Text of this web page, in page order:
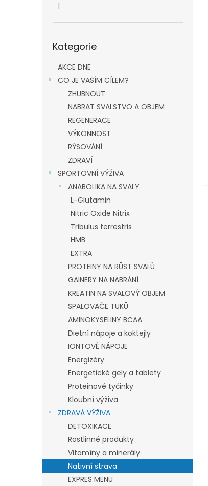
Hodnocení produktu je 5 z 5 hvězdiček.
|
kategorie
Kategorie
AKCE DNE
CO JE VAŠÍM CÍLEM?
ZHUBNOUT
NABRAT SVALSTVO A OBJEM
REGENERACE
VÝKONNOST
RÝSOVÁNÍ
ZDRAVÍ
SPORTOVNÍ VÝŽIVA
ANABOLIKA NA SVALY
L-Glutamin
Nitric Oxide Nitrix
Tribulus terrestris
HMB
EXTRA
PROTEINY NA RŮST SVALŮ
GAINERY NA NABRÁNÍ
KREATIN NA SVALOVÝ OBJEM
SPALOVAČE TUKŮ
AMINOKYSELINY BCAA
Dietní nápoje a koktejly
IONTOVÉ NÁPOJE
Energizéry
Energetické gely a tablety
Proteinové tyčinky
Kloubní výživa
ZDRAVÁ VÝŽIVA
DETOXIKACE
Rostlinné produkty
Vitamíny a minerály
Nativní strava
EXPRES MENU